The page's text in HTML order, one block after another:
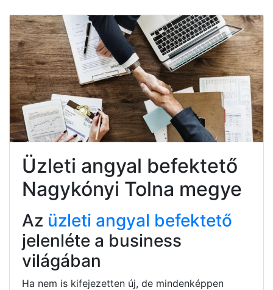
Üzleti angyal befektető
Nagykónyi Tolna megye
Az üzleti angyal befektető
jelenléte a business
világában
Ha nem is kifejezetten új, de mindenképpen